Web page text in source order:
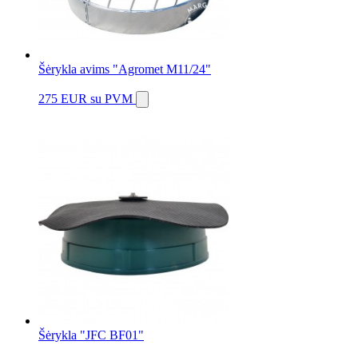
Šėrykla avims "Agromet M11/24"
275 EUR su PVM
Šėrykla "JFC BF01"